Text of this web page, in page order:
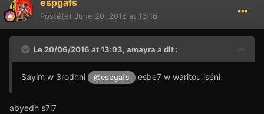
espgafs
Posté(e) June 20, 2016 at 13:16
Le 20/06/2016 at 13:03, amayra a dit :
Sayim w 3rodhni @espgafs esbe7 w waritou lséni
abyedh s7i7